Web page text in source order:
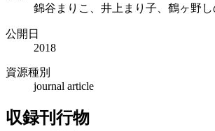
錦谷まりこ、井上まり子、鶴ヶ野し
公開日
2018
資源種別
journal article
収録刊行物